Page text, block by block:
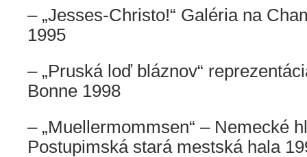
– „Jesses-Christo!“ Galéria na
1995
– „Pruská loď bláznov“
Bonne 1998
– „Muellermommsen“ – Nemecké
Postupimská stará mestská hala